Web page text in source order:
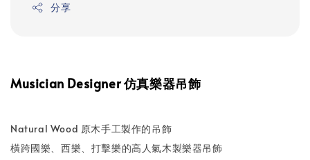
分享
Musician Designer 仿真樂器吊飾
Natural Wood 原木手工製作的吊飾
橫跨國樂、西樂、打擊樂的高人氣木製樂器吊飾